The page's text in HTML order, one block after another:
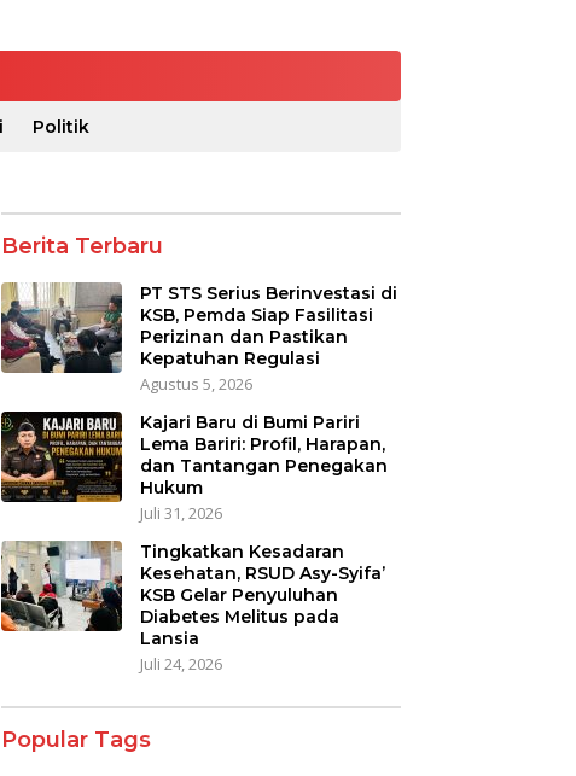
Politik
Berita Terbaru
PT STS Serius Berinvestasi di
KSB, Pemda Siap Fasilitasi
Perizinan dan Pastikan
Kepatuhan Regulasi
Agustus 5, 2026
Kajari Baru di Bumi Pariri
Lema Bariri: Profil, Harapan,
dan Tantangan Penegakan
Hukum
Juli 31, 2026
Tingkatkan Kesadaran
Kesehatan, RSUD Asy-Syifa’
KSB Gelar Penyuluhan
Diabetes Melitus pada
Lansia
Juli 24, 2026
Popular Tags